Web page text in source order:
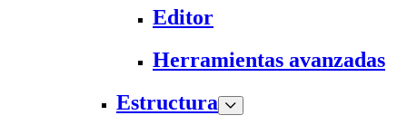
Editor
Herramientas avanzadas
Estructura